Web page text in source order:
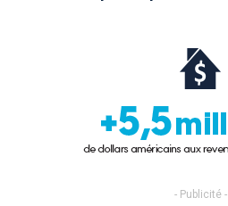
- Publicité -